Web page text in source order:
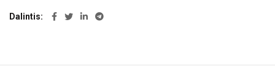
Dalintis